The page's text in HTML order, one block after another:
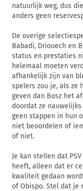
natuurlijk weg, dus
anders geen
De overige
Babadi, Driouech en
status en prestaties
helemaal moeten
afhankelijk zijn van
spelers zou je, als ze
geven dan Bosz het
doordat ze
geen stappen in hun
niet beoordelen of
of niet.
Je kan stellen dat
heeft, alleen dat er
kwaliteit gedaan
of Obispo. Stel dat je